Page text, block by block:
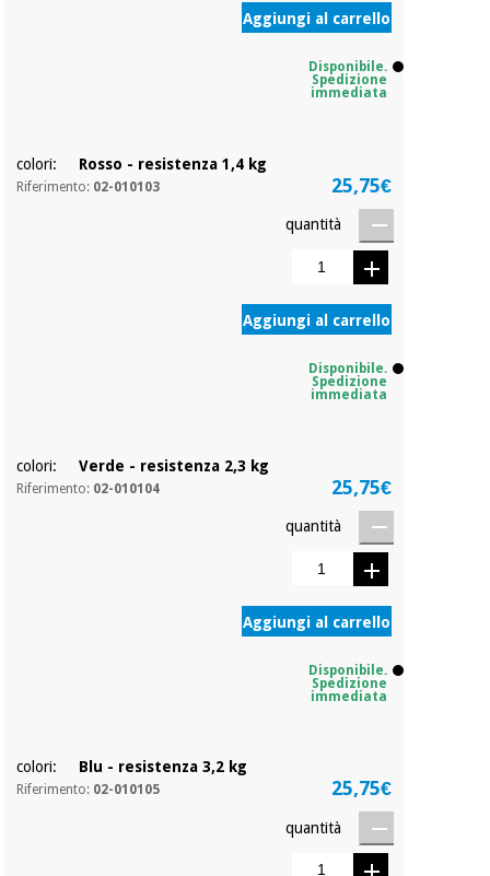
Armadi
sanitari
Aerobica,
fitness e
Veterinario
Aggiungi al carrello
Disponibile.
Spedizione
immediata
colori: Rosso - resistenza 1,4 kg
Riferimento: 02-010103 25,75€
quantità
Aggiungi al carrello
Disponibile.
Spedizione
immediata
colori: Verde - resistenza 2,3 kg
Riferimento: 02-010104 25,75€
quantità
Aggiungi al carrello
Disponibile.
Spedizione
immediata
colori: Blu - resistenza 3,2 kg
Riferimento: 02-010105 25,75€
quantità